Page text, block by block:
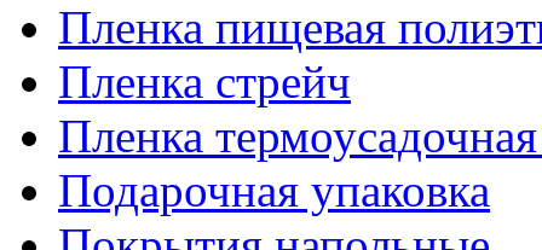
Пленка пищевая
Пленка стрейч
Пленка
Подарочная упаковка